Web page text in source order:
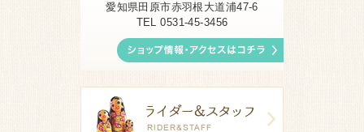
愛知県田原市赤羽根大道浦47-6
TEL 0531-45-3456